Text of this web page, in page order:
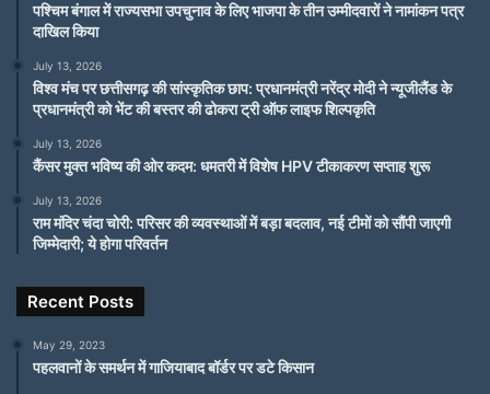
पश्चिम बंगाल में राज्यसभा उपचुनाव के लिए भाजपा के तीन उम्मीदवारों ने नामांकन पत्र
दाखिल किया
July 13, 2026
विश्व मंच पर छत्तीसगढ़ की सांस्कृतिक छाप: प्रधानमंत्री नरेंद्र मोदी ने न्यूजीलैंड के
प्रधानमंत्री को भेंट की बस्तर की ढोकरा ट्री ऑफ लाइफ शिल्पकृति
July 13, 2026
कैंसर मुक्त भविष्य की ओर कदम: धमतरी में विशेष HPV टीकाकरण सप्ताह शुरू
July 13, 2026
राम मंदिर चंदा चोरी: परिसर की व्यवस्थाओं में बड़ा बदलाव, नई टीमों को सौंपी जाएगी
जिम्मेदारी; ये होगा परिवर्तन
Recent Posts
May 29, 2023
पहलवानों के समर्थन में गाजियाबाद बॉर्डर पर डटे किसान